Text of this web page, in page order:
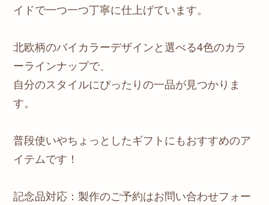
イドで一つ一つ丁寧に仕上げています。
北欧柄のバイカラーデザインと選べる4色のカラ
ーラインナップで、
自分のスタイルにぴったりの一品が見つかりま
す。
普段使いやちょっとしたギフトにもおすすめのア
イテムです！
記念品対応：製作のご予約はお問い合わせフォー